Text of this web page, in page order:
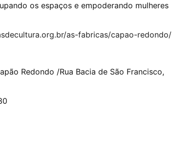
os espaços e empoderando mulheres
as-fabricas/capao-redondo/
Redondo /Rua Bacia de São Francisco,